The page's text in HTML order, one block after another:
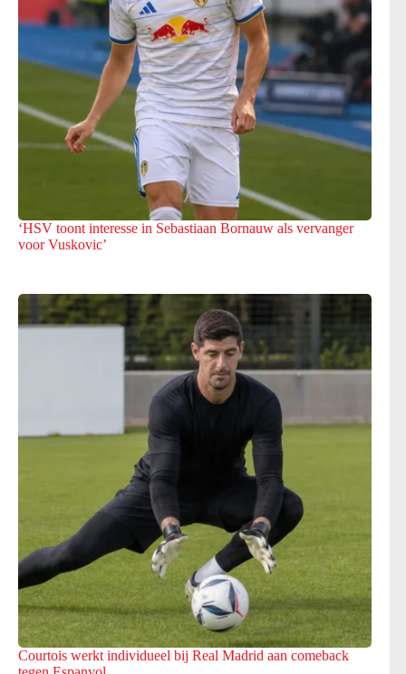
‘HSV toont interesse in Sebastiaan Bornauw als vervanger
voor Vuskovic’
Courtois werkt individueel bij Real Madrid aan comeback